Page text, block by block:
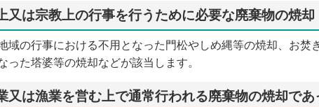
又は宗教上の行事を行うために必要な廃棄物の焼却
域の行事における不用となった門松やしめ縄等の焼却、お
った塔婆等の焼却などが該当します。
又は漁業を営む上で通常行われる廃棄物の焼却で